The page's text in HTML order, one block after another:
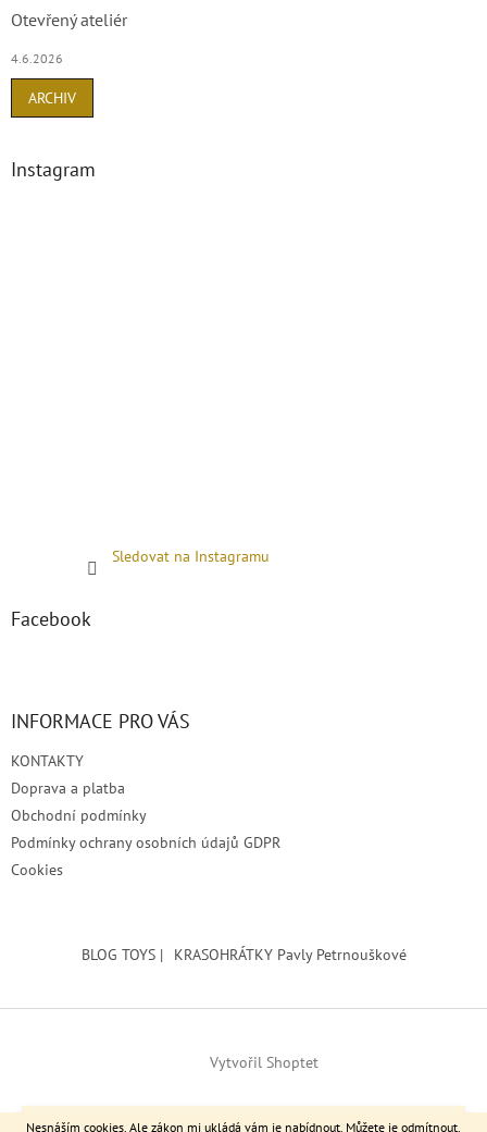
Nesnáším cookies. Ale zákon mi ukládá vám je nabídnout. Můžete je odmítnout.
Srdečně zvu výstavu do Kralup nad Vltavou >> Městské muzeum
Otevřený ateliér
4.6.2026
ARCHIV
Instagram
Sledovat na Instagramu
Facebook
INFORMACE PRO VÁS
KONTAKTY
Doprava a platba
Obchodní podmínky
Podmínky ochrany osobních údajů GDPR
Cookies
BLOG TOYS | KRASOHRÁTKY Pavly Petrnouškové
Vytvořil Shoptet
Copyright 2026 Brodita. Všechna práva vyhrazena.